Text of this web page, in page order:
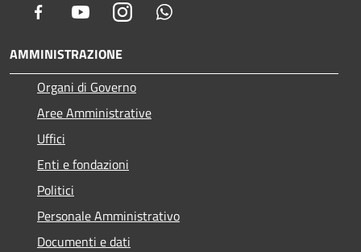
Facebook YoutubeInstagram
AMMINISTRAZIONE
Organi di Governo
Aree Amministrative
Uffici
Enti e fondazioni
Politici
Personale Amministrativo
Documenti e dati